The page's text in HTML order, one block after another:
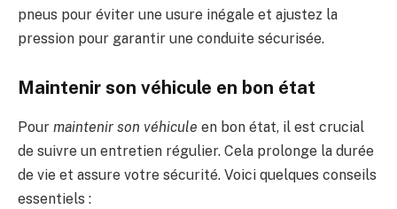
pneus pour éviter une usure inégale et ajustez la
pression pour garantir une conduite sécurisée.
Maintenir son véhicule en bon état
Pour maintenir son véhicule en bon état, il est crucial
de suivre un entretien régulier. Cela prolonge la durée
de vie et assure votre sécurité. Voici quelques conseils
essentiels :